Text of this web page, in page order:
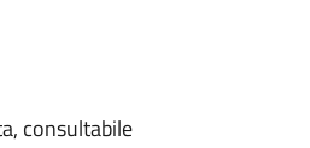
consultabile